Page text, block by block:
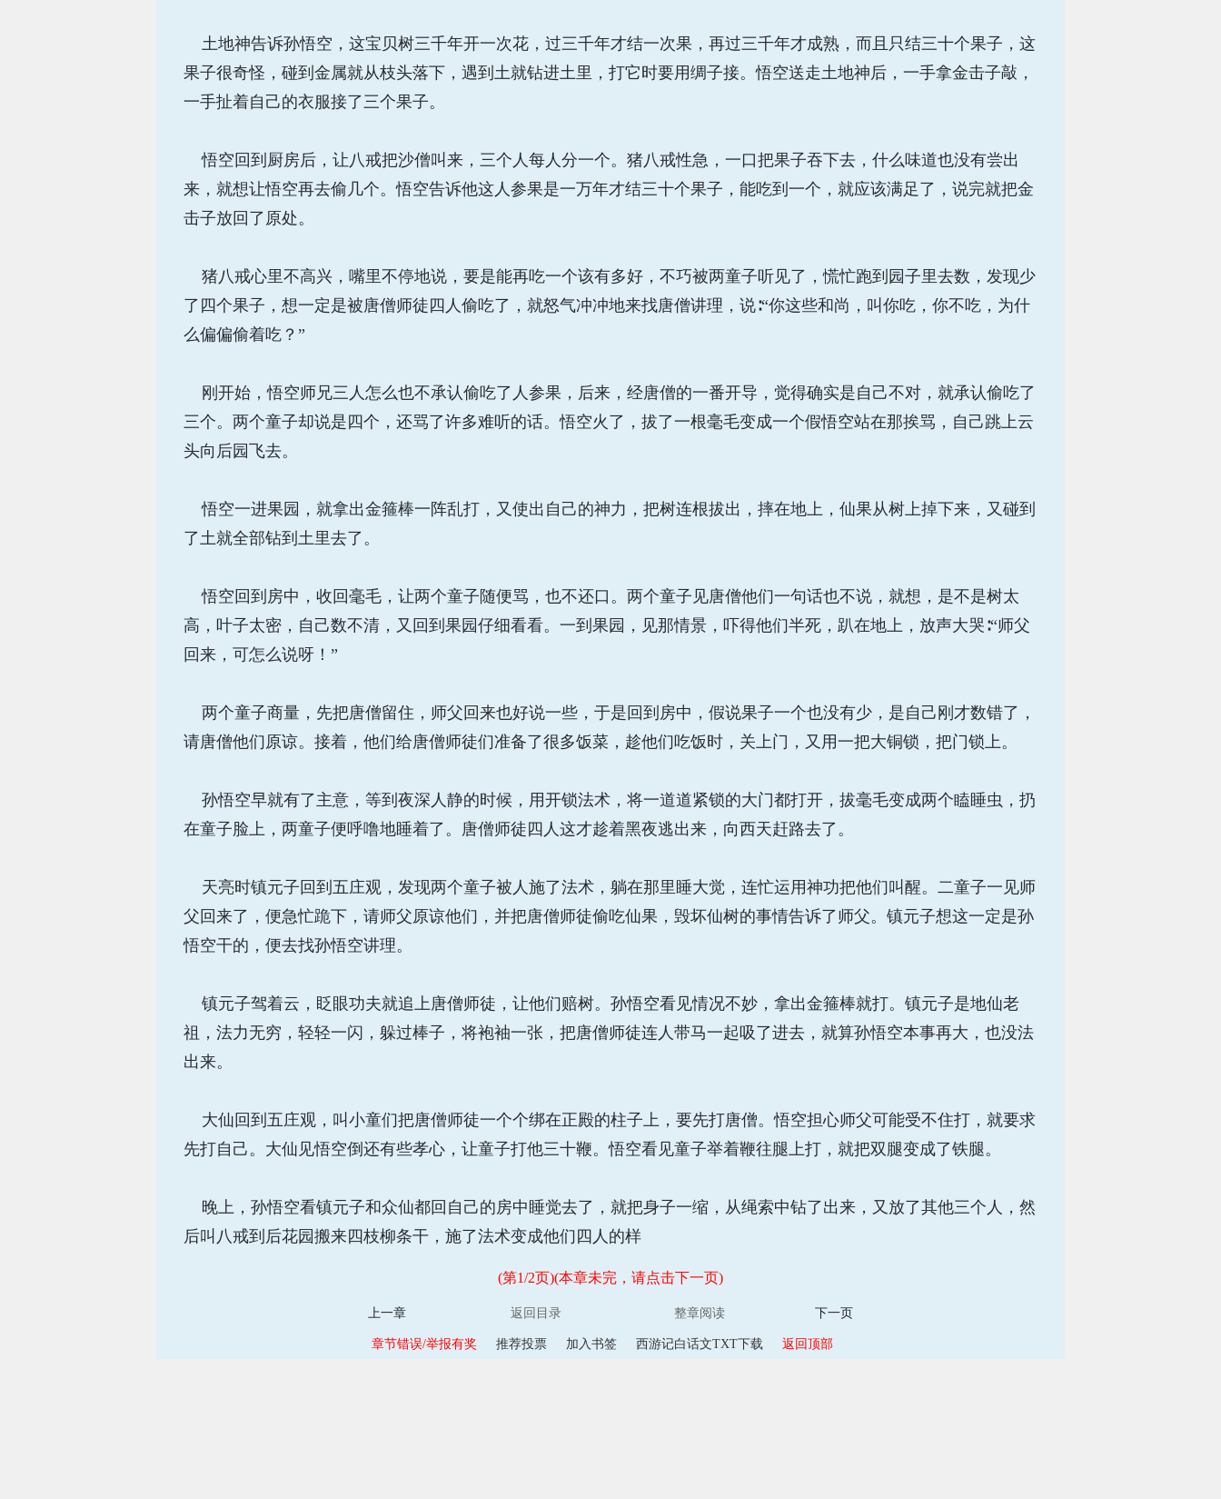
土地神告诉孙悟空，这宝贝树三千年开一次花，过三千年才结一次果，再过三千年才成熟，而且只结三十个果子，这
果子很奇怪，碰到金属就从枝头落下，遇到土就钻进土里，打它时要用绸子接。悟空送走土地神后，一手拿金击子敲，
一手扯着自己的衣服接了三个果子。
悟空回到厨房后，让八戒把沙僧叫来，三个人每人分一个。猪八戒性急，一口把果子吞下去，什么味道也没有尝出
来，就想让悟空再去偷几个。悟空告诉他这人参果是一万年才结三十个果子，能吃到一个，就应该满足了，说完就把金
击子放回了原处。
猪八戒心里不高兴，嘴里不停地说，要是能再吃一个该有多好，不巧被两童子听见了，慌忙跑到园子里去数，发现少
了四个果子，想一定是被唐僧师徒四人偷吃了，就怒气冲冲地来找唐僧讲理，说∶“你这些和尚，叫你吃，你不吃，为什
么偏偏偷着吃？”
刚开始，悟空师兄三人怎么也不承认偷吃了人参果，后来，经唐僧的一番开导，觉得确实是自己不对，就承认偷吃了
三个。两个童子却说是四个，还骂了许多难听的话。悟空火了，拔了一根毫毛变成一个假悟空站在那挨骂，自己跳上云
头向后园飞去。
悟空一进果园，就拿出金箍棒一阵乱打，又使出自己的神力，把树连根拔出，摔在地上，仙果从树上掉下来，又碰到
了土就全部钻到土里去了。
悟空回到房中，收回毫毛，让两个童子随便骂，也不还口。两个童子见唐僧他们一句话也不说，就想，是不是树太
高，叶子太密，自己数不清，又回到果园仔细看看。一到果园，见那情景，吓得他们半死，趴在地上，放声大哭∶“师父
回来，可怎么说呀！”
两个童子商量，先把唐僧留住，师父回来也好说一些，于是回到房中，假说果子一个也没有少，是自己刚才数错了，
请唐僧他们原谅。接着，他们给唐僧师徒们准备了很多饭菜，趁他们吃饭时，关上门，又用一把大铜锁，把门锁上。
孙悟空早就有了主意，等到夜深人静的时候，用开锁法术，将一道道紧锁的大门都打开，拔毫毛变成两个瞌睡虫，扔
在童子脸上，两童子便呼噜地睡着了。唐僧师徒四人这才趁着黑夜逃出来，向西天赶路去了。
天亮时镇元子回到五庄观，发现两个童子被人施了法术，躺在那里睡大觉，连忙运用神功把他们叫醒。二童子一见师
父回来了，便急忙跪下，请师父原谅他们，并把唐僧师徒偷吃仙果，毁坏仙树的事情告诉了师父。镇元子想这一定是孙
悟空干的，便去找孙悟空讲理。
镇元子驾着云，眨眼功夫就追上唐僧师徒，让他们赔树。孙悟空看见情况不妙，拿出金箍棒就打。镇元子是地仙老
祖，法力无穷，轻轻一闪，躲过棒子，将袍袖一张，把唐僧师徒连人带马一起吸了进去，就算孙悟空本事再大，也没法
出来。
大仙回到五庄观，叫小童们把唐僧师徒一个个绑在正殿的柱子上，要先打唐僧。悟空担心师父可能受不住打，就要求
先打自己。大仙见悟空倒还有些孝心，让童子打他三十鞭。悟空看见童子举着鞭往腿上打，就把双腿变成了铁腿。
晚上，孙悟空看镇元子和众仙都回自己的房中睡觉去了，就把身子一缩，从绳索中钻了出来，又放了其他三个人，然
后叫八戒到后花园搬来四枝柳条干，施了法术变成他们四人的样
(第1/2页)(本章未完，请点击下一页)
上一章 返回目录 整章阅读 下一页
章节错误/举报有奖 推荐投票 加入书签 西游记白话文TXT下载 返回顶部